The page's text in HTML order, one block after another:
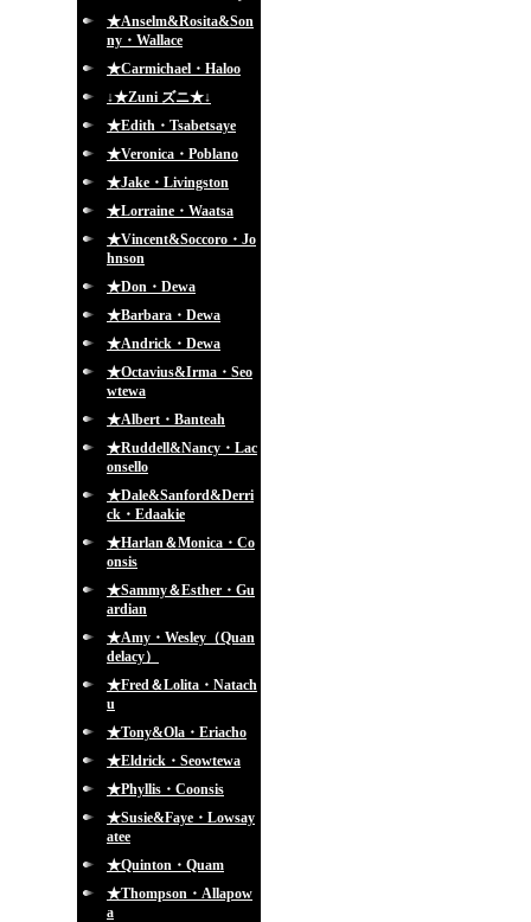
★Anselm&Rosita&Son
ny・Wallace
★Carmichael・Haloo
↓★Zuni ズニ★↓
★Edith・Tsabetsaye
★Veronica・Poblano
★Jake・Livingston
★Lorraine・Waatsa
★Vincent&Soccoro・Jo
hnson
★Don・Dewa
★Barbara・Dewa
★Andrick・Dewa
★Octavius&Irma・Seo
wtewa
★Albert・Banteah
★Ruddell&Nancy・Lac
onsello
★Dale&Sanford&Derri
ck・Edaakie
★Harlan＆Monica・Co
onsis
★Sammy＆Esther・Gu
ardian
★Amy・Wesley（Quan
delacy）
★Fred＆Lolita・Natach
u
★Tony&Ola・Eriacho
★Eldrick・Seowtewa
★Phyllis・Coonsis
★Susie&Faye・Lowsay
atee
★Quinton・Quam
★Thompson・Allapow
a